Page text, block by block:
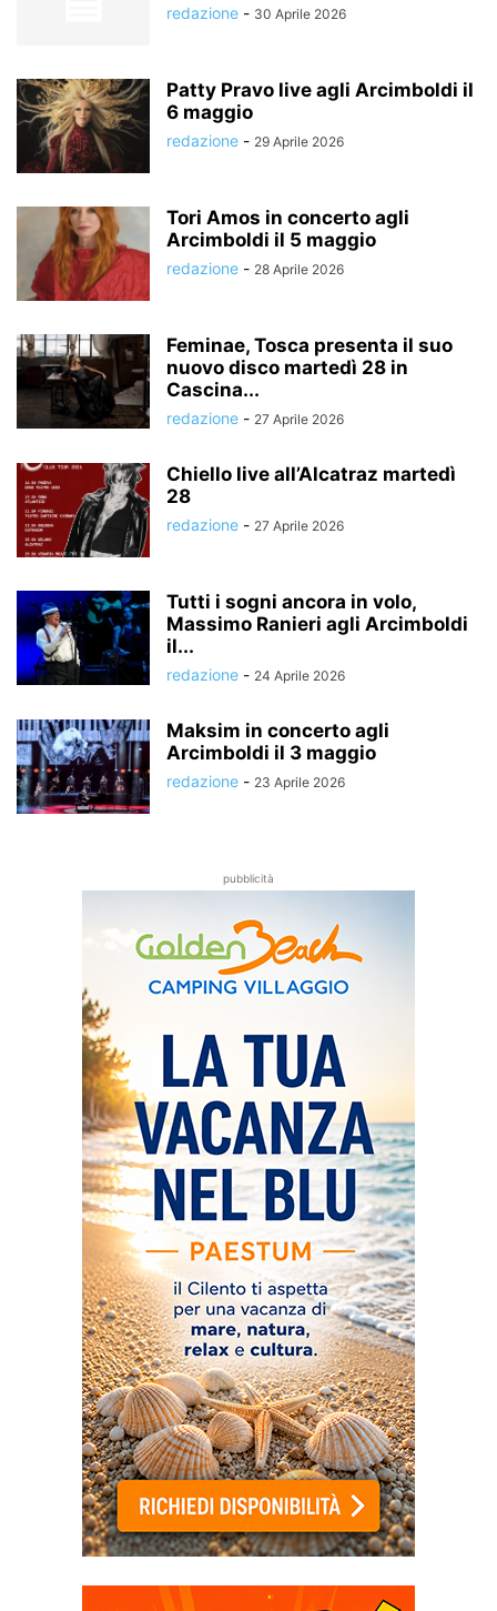
redazione - 30 Aprile 2026
Patty Pravo live agli Arcimboldi il
6 maggio
redazione - 29 Aprile 2026
Tori Amos in concerto agli
Arcimboldi il 5 maggio
redazione - 28 Aprile 2026
Feminae, Tosca presenta il suo
nuovo disco martedì 28 in
Cascina...
redazione - 27 Aprile 2026
Chiello live all’Alcatraz martedì
28
redazione - 27 Aprile 2026
Tutti i sogni ancora in volo,
Massimo Ranieri agli Arcimboldi
il...
redazione - 24 Aprile 2026
Maksim in concerto agli
Arcimboldi il 3 maggio
redazione - 23 Aprile 2026
pubblicità